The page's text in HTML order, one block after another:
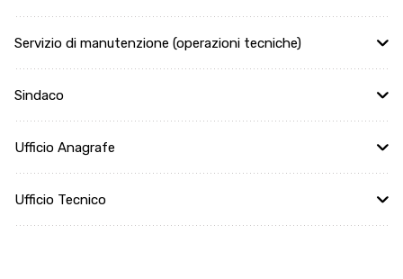
Servizio di manutenzione (operazioni tecniche)
Sindaco
Ufficio Anagrafe
Ufficio Tecnico